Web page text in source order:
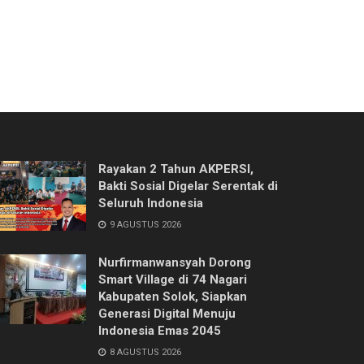
Rayakan 2 Tahun AKPERSI,
Bakti Sosial Digelar Serentak di
Seluruh Indonesia
9 AGUSTUS 2026
Nurfirmanwansyah Dorong
Smart Village di 74 Nagari
Kabupaten Solok, Siapkan
Generasi Digital Menuju
Indonesia Emas 2045
8 AGUSTUS 2026